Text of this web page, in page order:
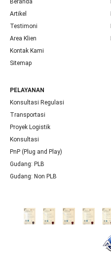
Beranda
Artikel
Testimoni
Area Klien
Kontak Kami
Sitemap
PELAYANAN
Konsultasi Regulasi
Transportasi
Proyek Logistik
Konsultasi
PnP (Plug and Play)
Gudang: PLB
Gudang: Non PLB